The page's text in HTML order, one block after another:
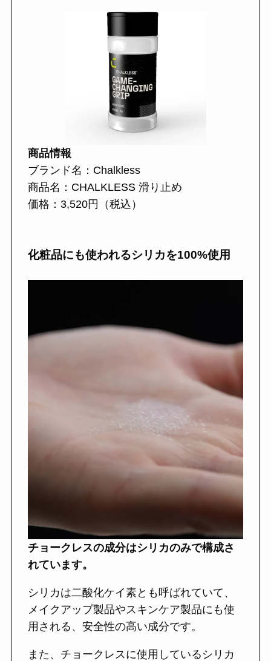
商品情報
ブランド名：Chalkless
商品名：CHALKLESS 滑り止め
価格：3,520円（税込）
化粧品にも使われるシリカを100%使用
チョークレスの成分はシリカのみで構成さ
れています。
シリカは二酸化ケイ素とも呼ばれていて、
メイクアップ製品やスキンケア製品にも使
用される、安全性の高い成分です。
また、チョークレスに使用しているシリカ